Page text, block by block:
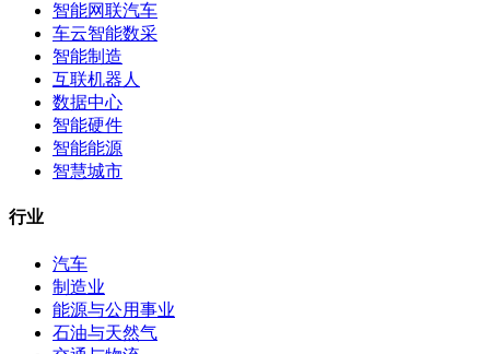
智能网联汽车
车云智能数采
智能制造
互联机器人
数据中心
智能硬件
智能能源
智慧城市
行业
汽车
制造业
能源与公用事业
石油与天然气